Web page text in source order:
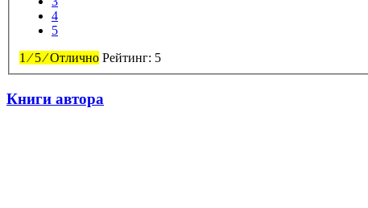
4
5
1⁄5⁄Отлично Рейтинг: 5
Книги автора